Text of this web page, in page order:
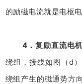
的励磁电流就是电枢电
4．复励直流电
绕组，接线如图（d
绕组产生的磁通势方